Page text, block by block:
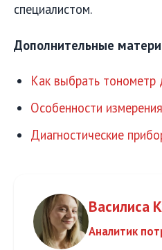
специалистом.
Дополнительные
Как выбрать
Особенности
Диагностические
Василиса
Аналитик